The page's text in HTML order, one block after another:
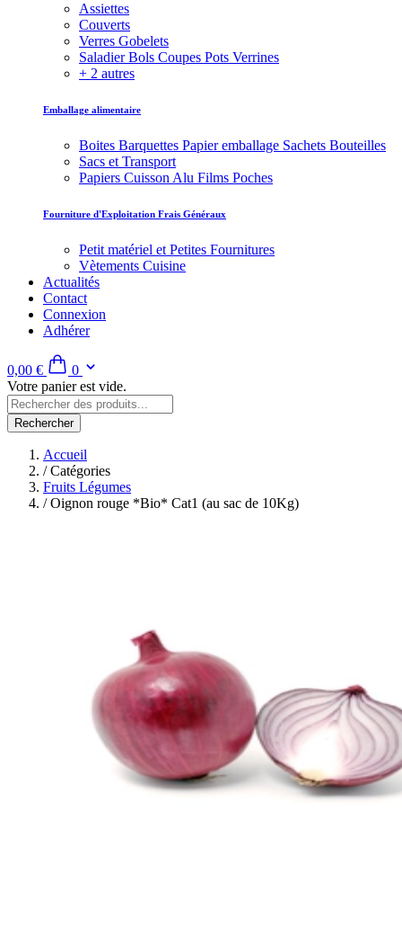
Assiettes
Couverts
Verres Gobelets
Saladier Bols Coupes Pots Verrines
+ 2 autres
Emballage alimentaire
Boites Barquettes Papier emballage Sachets Bouteilles
Sacs et Transport
Papiers Cuisson Alu Films Poches
Fourniture d'Exploitation Frais Généraux
Petit matériel et Petites Fournitures
Vètements Cuisine
Actualités
Contact
Connexion
Adhérer
0,00 €
0
Votre panier est vide.
Rechercher
Accueil
/Catégories
Fruits Légumes
/Oignon rouge *Bio* Cat1 (au sac de 10Kg)